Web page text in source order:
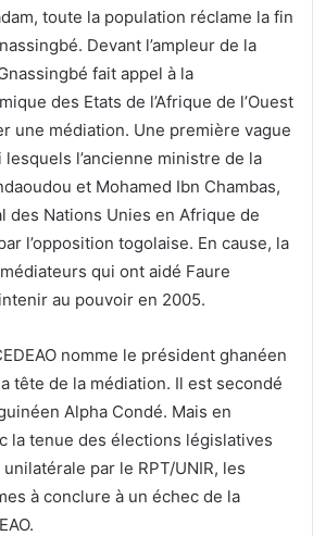
toute la population réclame la fin
Devant l’ampleur de la
fait appel à la
des Etats de l’Afrique de l’Ouest
une médiation. Une première vague
l’ancienne ministre de la
et Mohamed Ibn Chambas,
des Nations Unies en Afrique de
l’opposition togolaise. En cause, la
qui ont aidé Faure
au pouvoir en 2005.
nomme le président ghanéen
tête de la médiation. Il est secondé
Alpha Condé. Mais en
la tenue des élections législatives
par le RPT/UNIR, les
à conclure à un échec de la